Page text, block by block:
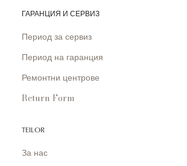
ГАРАНЦИЯ И СЕРВИЗ
Период за сервиз
Период на гаранция
Ремонтни центрове
Return Form
TEILOR
За нас